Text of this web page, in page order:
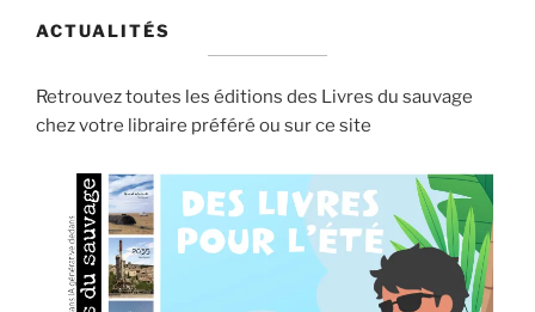
ACTUALITÉS
Retrouvez toutes les éditions des Livres du sauvage
chez votre libraire préféré ou sur ce site